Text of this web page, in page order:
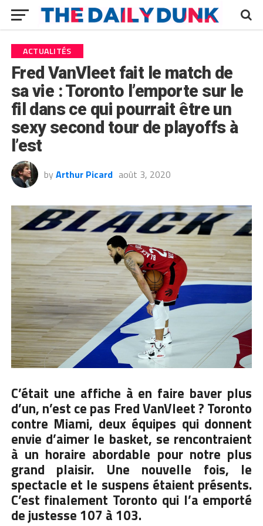
ACTUALITÉS
Fred VanVleet fait le match de
sa vie : Toronto l’emporte sur le
fil dans ce qui pourrait être un
sexy second tour de playoffs à
l’est
by Arthur Picard août 3, 2020
C’était une affiche à en faire baver plus
d’un, n’est ce pas Fred VanVleet ? Toronto
contre Miami, deux équipes qui donnent
envie d’aimer le basket, se rencontraient
à un horaire abordable pour notre plus
grand plaisir. Une nouvelle fois, le
spectacle et le suspens étaient présents.
C’est finalement Toronto qui l’a emporté
de justesse 107 à 103.